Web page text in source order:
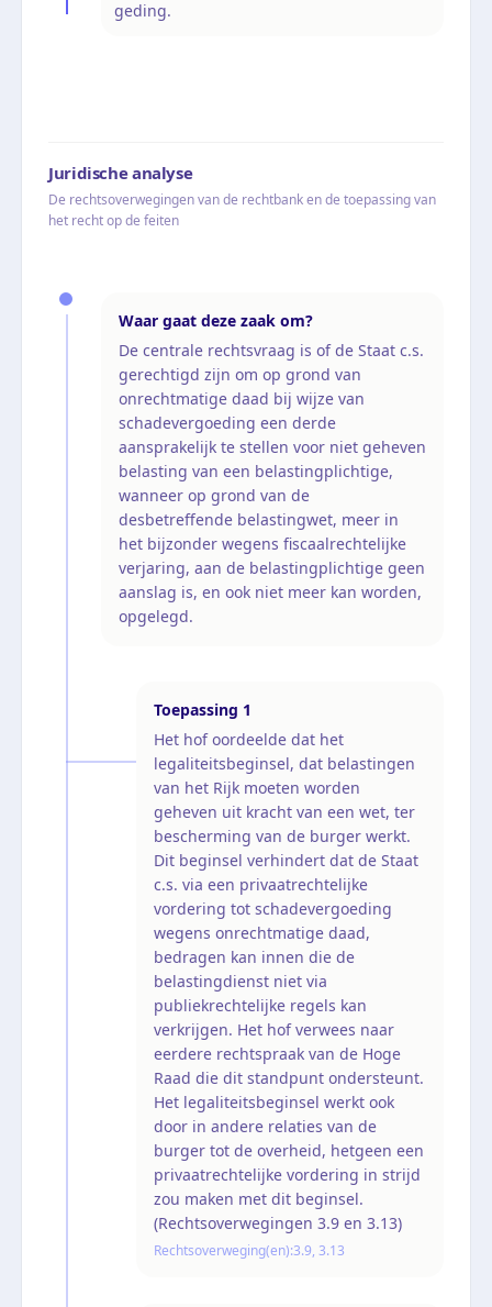
geding.
Juridische analyse
De rechtsoverwegingen van de rechtbank en de toepassing van
het recht op de feiten
Waar gaat deze zaak om?
De centrale rechtsvraag is of de Staat c.s.
gerechtigd zijn om op grond van
onrechtmatige daad bij wijze van
schadevergoeding een derde
aansprakelijk te stellen voor niet geheven
belasting van een belastingplichtige,
wanneer op grond van de
desbetreffende belastingwet, meer in
het bijzonder wegens fiscaalrechtelijke
verjaring, aan de belastingplichtige geen
aanslag is, en ook niet meer kan worden,
opgelegd.
Toepassing 1
Het hof oordeelde dat het
legaliteitsbeginsel, dat belastingen
van het Rijk moeten worden
geheven uit kracht van een wet, ter
bescherming van de burger werkt.
Dit beginsel verhindert dat de Staat
c.s. via een privaatrechtelijke
vordering tot schadevergoeding
wegens onrechtmatige daad,
bedragen kan innen die de
belastingdienst niet via
publiekrechtelijke regels kan
verkrijgen. Het hof verwees naar
eerdere rechtspraak van de Hoge
Raad die dit standpunt ondersteunt.
Het legaliteitsbeginsel werkt ook
door in andere relaties van de
burger tot de overheid, hetgeen een
privaatrechtelijke vordering in strijd
zou maken met dit beginsel.
(Rechtsoverwegingen 3.9 en 3.13)
Rechtsoverweging(en):3.9, 3.13